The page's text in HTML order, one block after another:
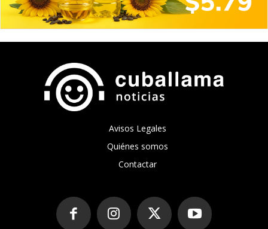
Avisos Legales
Quiénes somos
Contactar